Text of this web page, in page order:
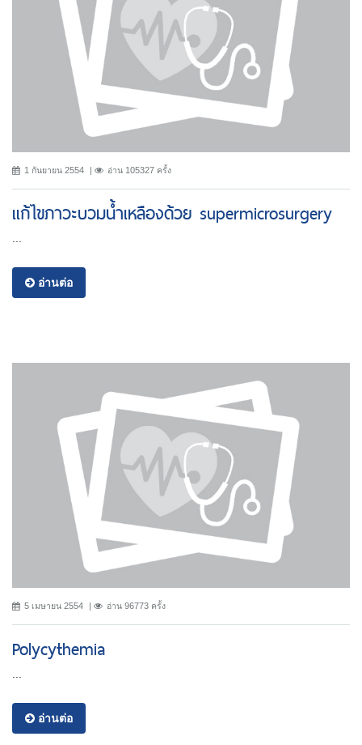
1 กันยายน 2554 อ่าน 105327 ครั้ง
แก้ไขภาวะบวมน้ำเหลืองด้วย supermicrosurgery
อ่านต่อ
5 เมษายน 2554 อ่าน 96773 ครั้ง
Polycythemia
...
อ่านต่อ